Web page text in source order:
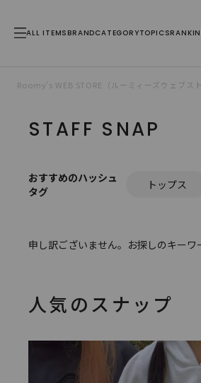
ALL ITEMS BRANDCATEGORYTOPICS
Roomy’s WEB STORE（ルーミィーズウェブスト
STAFF SNAP
おすすめのハッシュ
タグ
トップス
申し訳ございません。お探しのキーワ
人気のスナップ